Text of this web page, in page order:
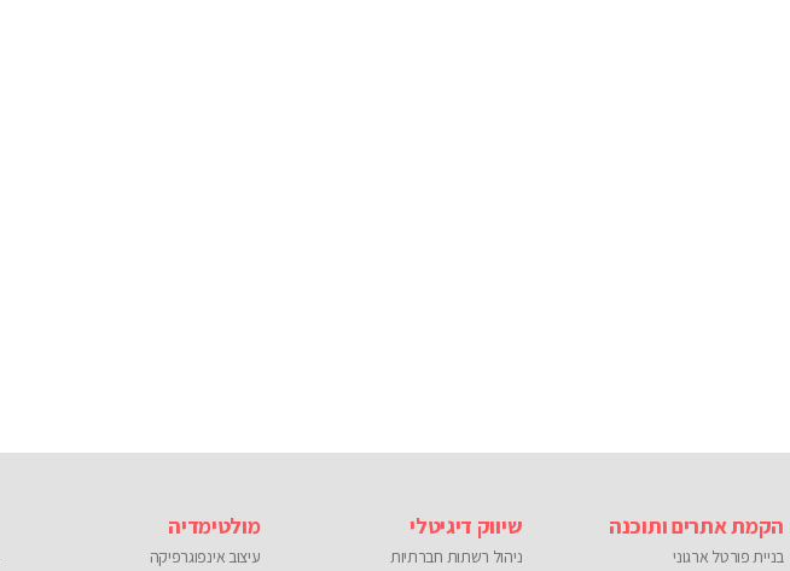
הקמת אתרים ותוכנה
בניית פורטל ארגוני
שיווק דיגיטלי
ניהול רשתות חברתיות
מולטימדיה
עיצוב אינפוגרפיקה